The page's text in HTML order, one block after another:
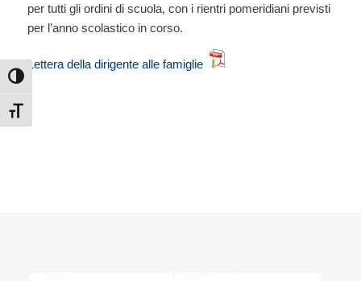
Attiva/disattiva alto contrasto
Attiva/disattiva dimensione testo
per tutti gli ordini di scuola, con i rientri pomeridiani previsti
per l’anno scolastico in corso.
Lettera della dirigente alle famiglie